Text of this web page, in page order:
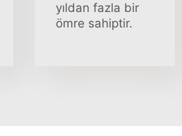
yıldan fazla bir
ömre sahiptir.